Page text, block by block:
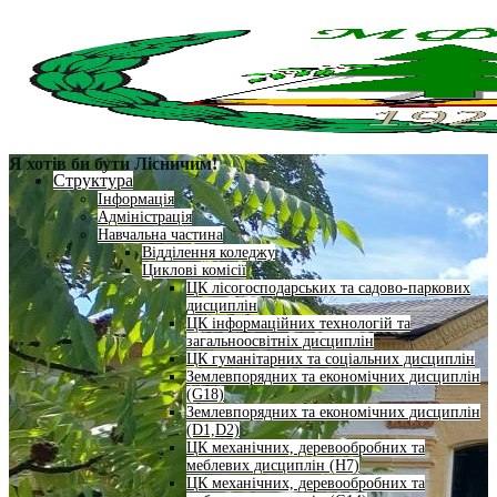
Структура
Інформація
Адміністрація
Навчальна частина
Відділення коледжу
Циклові комісії
ЦК лісогосподарських та садово-паркових
дисциплін
ЦК інформаційних технологій та
загальноосвітніх дисциплін
ЦК гуманітарних та соціальних дисциплін
Землевпорядних та економічних дисциплін
(G18)
Землевпорядних та економічних дисциплін
(D1,D2)
ЦК механічних, деревообробних та
меблевих дисциплін (H7)
ЦК механічних, деревообробних та
Я хотів би бути Лісничим!